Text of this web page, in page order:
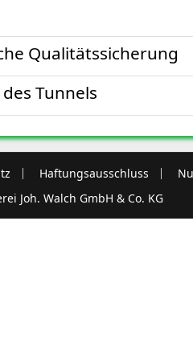
Qualitätssicherung
Tunnels
Haftungsausschluss
Joh. Walch GmbH & Co. KG